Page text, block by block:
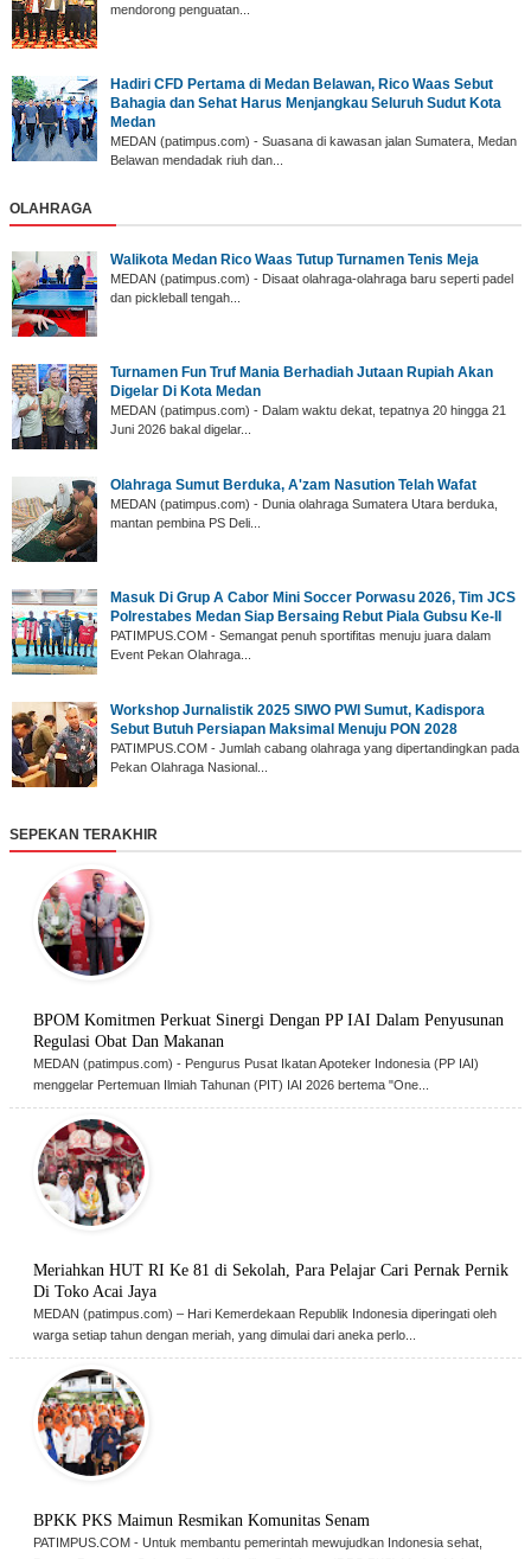
mendorong penguatan...
Hadiri CFD Pertama di Medan Belawan, Rico Waas Sebut
Bahagia dan Sehat Harus Menjangkau Seluruh Sudut Kota
Medan
MEDAN (patimpus.com) - Suasana di kawasan jalan Sumatera, Medan
Belawan mendadak riuh dan...
OLAHRAGA
Walikota Medan Rico Waas Tutup Turnamen Tenis Meja
MEDAN (patimpus.com) - Disaat olahraga-olahraga baru seperti padel
dan pickleball tengah...
‎Turnamen Fun Truf Mania Berhadiah Jutaan Rupiah Akan
Digelar Di Kota Medan
‎MEDAN (patimpus.com) - Dalam waktu dekat, tepatnya 20 hingga 21
Juni 2026 bakal digelar...
Olahraga Sumut Berduka, A'zam Nasution Telah Wafat
‎MEDAN (patimpus.com) - Dunia olahraga Sumatera Utara berduka,
mantan pembina PS Deli...
‎Masuk Di Grup A Cabor Mini Soccer Porwasu 2026, Tim JCS
Polrestabes Medan Siap Bersaing Rebut Piala Gubsu Ke-II
‎PATIMPUS.COM - Semangat penuh sportifitas menuju juara dalam
Event Pekan Olahraga...
‎Workshop Jurnalistik 2025 SIWO PWI Sumut, Kadispora
Sebut Butuh Persiapan Maksimal Menuju PON 2028
‎PATIMPUS.COM - Jumlah cabang olahraga yang dipertandingkan pada
Pekan Olahraga Nasional...
SEPEKAN TERAKHIR
BPOM Komitmen Perkuat Sinergi Dengan PP IAI Dalam Penyusunan
Regulasi Obat Dan Makanan
MEDAN (patimpus.com) - Pengurus Pusat Ikatan Apoteker Indonesia (PP IAI)
menggelar Pertemuan Ilmiah Tahunan (PIT) IAI 2026 bertema "One...
Meriahkan HUT RI Ke 81 di Sekolah, Para Pelajar Cari Pernak Pernik
Di Toko Acai Jaya
MEDAN (patimpus.com) – Hari Kemerdekaan Republik Indonesia diperingati oleh
warga setiap tahun dengan meriah, yang dimulai dari aneka perlo...
BPKK PKS Maimun Resmikan Komunitas Senam
PATIMPUS.COM - Untuk membantu pemerintah mewujudkan Indonesia sehat,